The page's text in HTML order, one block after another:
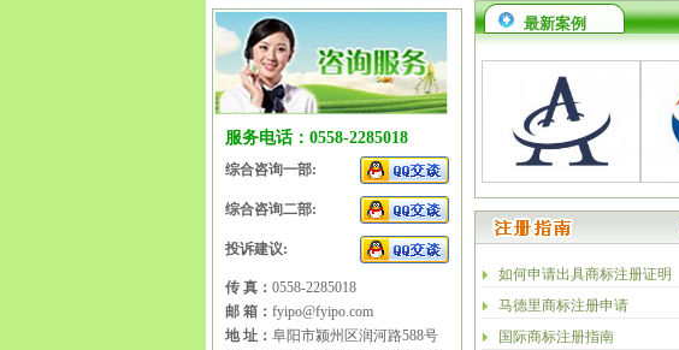
2026年元旦放假安排的通知
2025年国庆节、中秋节放假安排
2025年端午节放假安排的通知
2025年劳动节放假安排的通知
2025年清明节放假安排的通知
2025年春节放假安排的通知
服务电话：0558-2285018
综合咨询一部:
综合咨询二部:
投诉建议:
传 真： 0558-2285018
邮 箱： fyipo@fyipo.com
地 址： 阜阳市颍州区润河路588号
最新案例
如何申请出具商标注册证明
马德里商标注册申请
国际商标注册指南